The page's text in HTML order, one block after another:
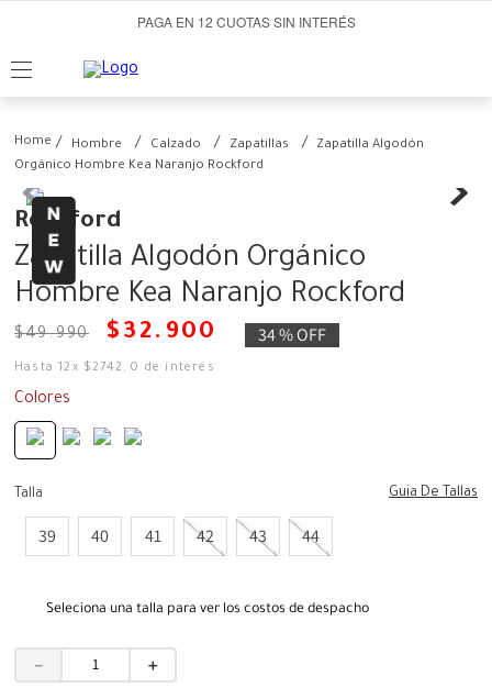
PAGA EN 12 CUOTAS SIN INTERÉS
Hombre Calzado Zapatillas
Zapatilla Algodón
Orgánico Hombre Kea Naranjo Rockford
Rockford
Zapatilla Algodón Orgánico
Hombre Kea Naranjo Rockford
$49.990 $ 32. 900 34 %OFF
Hasta12 x $2742 ,0 de interés
Colores
Talla Guia De Tallas
39 40 41 42 43 44
Seleciona una talla para ver los costos de despacho
＋
－